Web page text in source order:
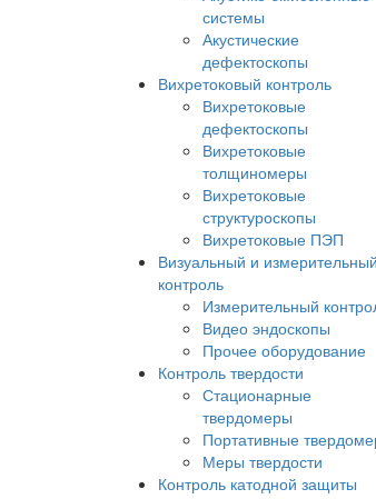
системы
Акустические
дефектоскопы
Вихретоковый контроль
Вихретоковые
дефектоскопы
Вихретоковые
толщиномеры
Вихретоковые
структуроскопы
Вихретоковые ПЭП
Визуальный и измерительный
контроль
Измерительный
Видео эндоскопы
Прочее оборудование
Контроль твердости
Стационарные
твердомеры
Портативные
Меры твердости
Контроль катодной защиты